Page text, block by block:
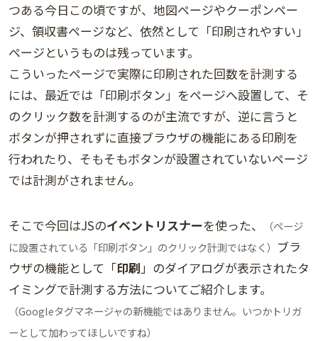
つある今日この頃ですが、地図ページやクーポンペー
ジ、領収書ページなど、依然として「印刷されやすい」
ページというものは残っています。
こういったページで実際に印刷された回数を計測する
には、最近では「印刷ボタン」をページへ設置して、そ
のクリック数を計測するのが主流ですが、逆に言うと
ボタンが押されずに直接ブラウザの機能にある印刷を
行われたり、そもそもボタンが設置されていないページ
では計測がされません。
そこで今回はJSのイベントリスナーを使った、
（ページ
に設置されている「印刷ボタン」のクリック計測ではなく） ブラ
ウザの機能として「印刷」のダイアログが表示されたタ
イミングで計測する方法についてご紹介します。
（Googleタグマネージャの新機能ではありません。いつかトリガ
ーとして加わってほしいですね）